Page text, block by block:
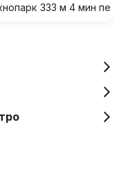
333 м 4 мин